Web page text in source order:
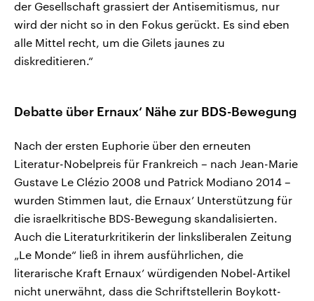
der Gesellschaft grassiert der Antisemitismus, nur
wird der nicht so in den Fokus gerückt. Es sind eben
alle Mittel recht, um die Gilets jaunes zu
diskreditieren.“
Debatte über Ernaux‘ Nähe zur BDS-Bewegung
Nach der ersten Euphorie über den erneuten
Literatur-Nobelpreis für Frankreich – nach Jean-Marie
Gustave Le Clézio 2008 und Patrick Modiano 2014 –
wurden Stimmen laut, die Ernaux’ Unterstützung für
die israelkritische BDS-Bewegung skandalisierten.
Auch die Literaturkritikerin der linksliberalen Zeitung
„Le Monde“ ließ in ihrem ausführlichen, die
literarische Kraft Ernaux’ würdigenden Nobel-Artikel
nicht unerwähnt, dass die Schriftstellerin Boykott-